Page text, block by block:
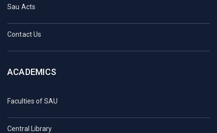
Sau Acts
Contact Us
ACADEMICS
Faculties of SAU
Central Library